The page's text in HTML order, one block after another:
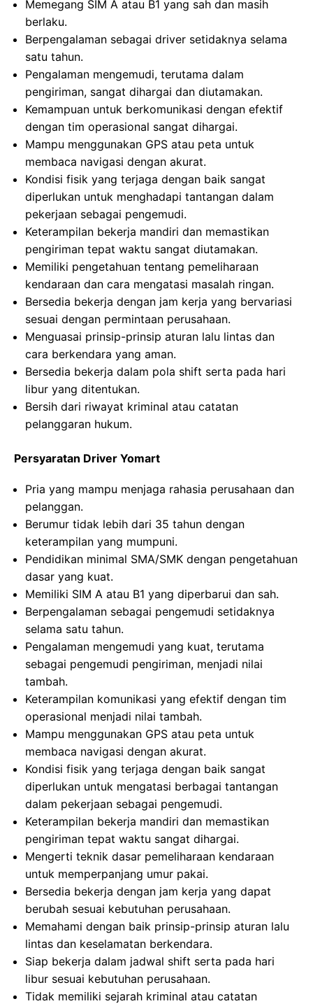
Memegang SIM A atau B1 yang sah dan masih
berlaku.
Berpengalaman sebagai driver setidaknya selama
satu tahun.
Pengalaman mengemudi, terutama dalam
pengiriman, sangat dihargai dan diutamakan.
Kemampuan untuk berkomunikasi dengan efektif
dengan tim operasional sangat dihargai.
Mampu menggunakan GPS atau peta untuk
membaca navigasi dengan akurat.
Kondisi fisik yang terjaga dengan baik sangat
diperlukan untuk menghadapi tantangan dalam
pekerjaan sebagai pengemudi.
Keterampilan bekerja mandiri dan memastikan
pengiriman tepat waktu sangat diutamakan.
Memiliki pengetahuan tentang pemeliharaan
kendaraan dan cara mengatasi masalah ringan.
Bersedia bekerja dengan jam kerja yang bervariasi
sesuai dengan permintaan perusahaan.
Menguasai prinsip-prinsip aturan lalu lintas dan
cara berkendara yang aman.
Bersedia bekerja dalam pola shift serta pada hari
libur yang ditentukan.
Bersih dari riwayat kriminal atau catatan
pelanggaran hukum.
Persyaratan Driver Yomart
Pria yang mampu menjaga rahasia perusahaan dan
pelanggan.
Berumur tidak lebih dari 35 tahun dengan
keterampilan yang mumpuni.
Pendidikan minimal SMA/SMK dengan pengetahuan
dasar yang kuat.
Memiliki SIM A atau B1 yang diperbarui dan sah.
Berpengalaman sebagai pengemudi setidaknya
selama satu tahun.
Pengalaman mengemudi yang kuat, terutama
sebagai pengemudi pengiriman, menjadi nilai
tambah.
Keterampilan komunikasi yang efektif dengan tim
operasional menjadi nilai tambah.
Mampu menggunakan GPS atau peta untuk
membaca navigasi dengan akurat.
Kondisi fisik yang terjaga dengan baik sangat
diperlukan untuk mengatasi berbagai tantangan
dalam pekerjaan sebagai pengemudi.
Keterampilan bekerja mandiri dan memastikan
pengiriman tepat waktu sangat dihargai.
Mengerti teknik dasar pemeliharaan kendaraan
untuk memperpanjang umur pakai.
Bersedia bekerja dengan jam kerja yang dapat
berubah sesuai kebutuhan perusahaan.
Memahami dengan baik prinsip-prinsip aturan lalu
lintas dan keselamatan berkendara.
Siap bekerja dalam jadwal shift serta pada hari
libur sesuai kebutuhan perusahaan.
Tidak memiliki sejarah kriminal atau catatan